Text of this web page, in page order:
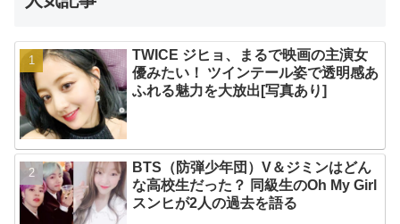
TWICE ジヒョ、まるで映画の主演女
優みたい！ ツインテール姿で透明感あ
ふれる魅力を大放出[写真あり]
BTS（防弾少年団）V＆ジミンはどん
な高校生だった？ 同級生のOh My Girl
スンヒが2人の過去を語る